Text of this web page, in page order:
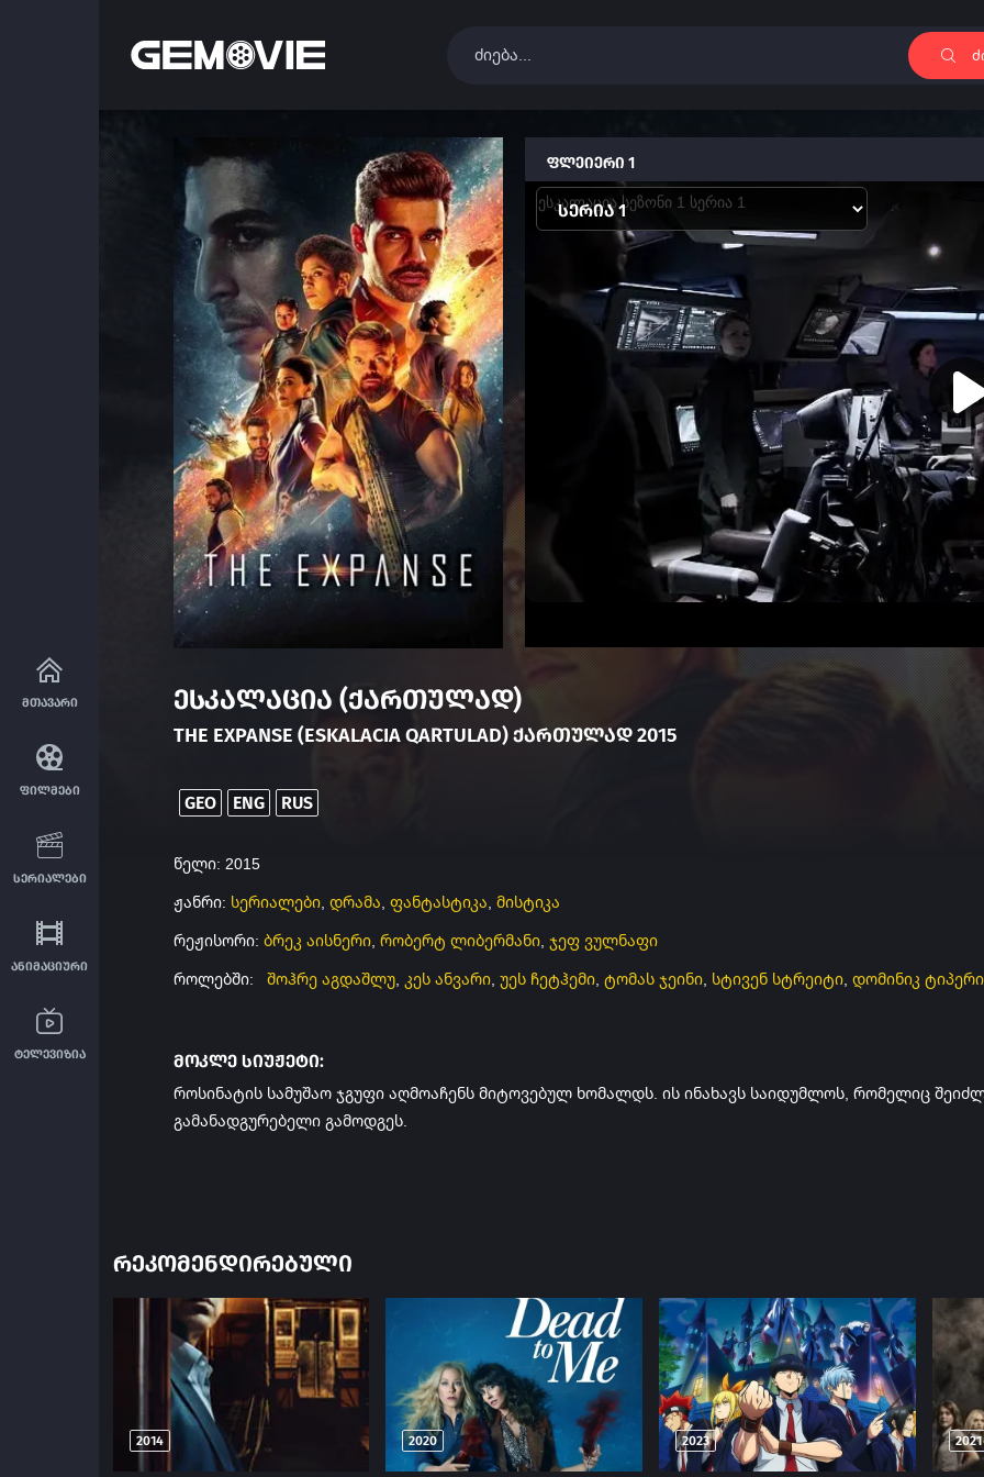
მთავარი
ფილმები
სერიალები
ანიმაციური
ტელევიზია
ფლეიერი 1
ესკალაცია (ქართულად)
THE EXPANSE (ESKALACIA QARTULAD) ᲥᲐᲠᲗᲣᲚᲐᲓ 2015
GEO ENG RUS
წელი: 2015
ჟანრი: სერიალები, დრამა, ფანტასტიკა, მისტიკა
რეჟისორი: ბრეკ აისნერი, რობერტ ლიბერმანი, ჯეფ ვულნაფი
როლებში:
შოჰრე აგდაშლუ, კეს ანვარი, უეს ჩეტჰემი, ტომას ჯეინი, სტივენ სტრეიტი, დომინიკ ტიპერი
მოკლე სიუჟეტი:
როსინატის სამუშაო ჯგუფი აღმოაჩენს მიტოვებულ ხომალდს. ის ინახავს საიდუმლოს, რომელიც
გამანადგურებელი გამოდგეს.
ᲠᲔᲙᲝᲛᲔᲜᲓᲘᲠᲔᲑᲣᲚᲘ
2014 2020 2023 2021